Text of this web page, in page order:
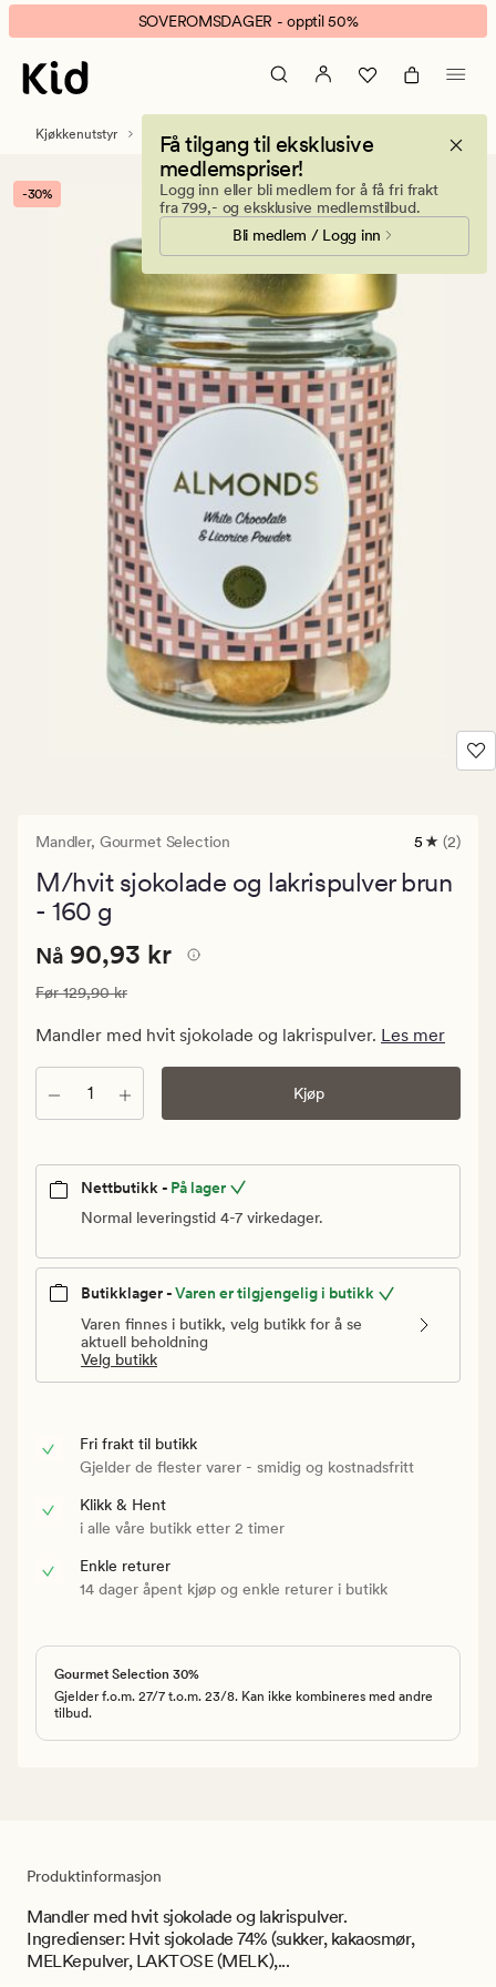
Mandler
m/hvit
sjokolade
banner.
Klikk
ESCAPE
pause.
SOVEROMSDAGER - opptil 50%
Få tilgang til eksklusive
medlemspriser!
Logg inn eller bli medlem for å få fri frakt
fra 799,- og eksklusive medlemstilbud.
Bli medlem / Logg inn
Kjøkkenutstyr Mat og drikke Søtsaker
-30%
Mandler, Gourmet Selection
2
med
5 (2)
M/hvit sjokolade og lakrispulver brun
- 160 g
Nåværende
90,93
kr.
Nåværende pris
Nå 90,93 kr
Vanlig pris 129,90 kr
Før129,90 kr
Mandler med hvit sjokolade og lakrispulver. Les mer
Antall Kjøp
Nettbutikk - På lager
Normal leveringstid 4-7 virkedager.
Butikklager -Varen er tilgjengelig i butikk
Varen finnes i butikk, velg butikk for å se
aktuell beholdning
Velg butikk
Fri frakt til butikk
Gjelder de flester varer - smidig og kostnadsfritt
Klikk & Hent
i alle våre butikk etter 2 timer
Enkle returer
14 dager åpent kjøp og enkle returer i butikk
Gourmet Selection 30%
Gjelder f.o.m. 27/7 t.o.m. 23/8. Kan ikke kombineres med andre
tilbud.
Produktinformasjon
Mandler med hvit sjokolade og lakrispulver.
Ingredienser: Hvit sjokolade 74% (sukker, kakaosmør,
MELKepulver, LAKTOSE (MELK),...